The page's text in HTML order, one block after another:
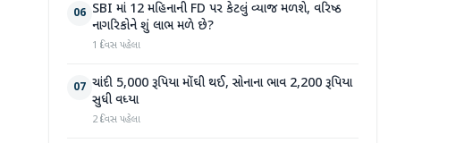
06 SBI માં 12 મહિનાની FD પર કેટલું વ્યાજ મળશે, વરિષ્ઠ
નાગરિકોને શું લાભ મળે છે?
1 દિવસ પહેલા
07 ચાંદી 5,000 રૂપિયા મોંઘી થઈ, સોનાના ભાવ 2,200 રૂપિયા
સુધી વધ્યા
2 દિવસ પહેલા